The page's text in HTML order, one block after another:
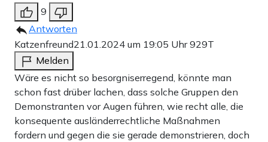
9
Antworten
Katzenfreund21.01.2024 um 19:05 Uhr929T
Melden
Wäre es nicht so besorgniserregend, könnte man
schon fast drüber lachen, dass solche Gruppen den
Demonstranten vor Augen führen, wie recht alle, die
konsequente ausländerrechtliche Maßnahmen
fordern und gegen die sie gerade demonstrieren, doch